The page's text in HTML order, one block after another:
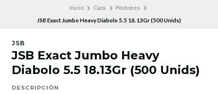
Inicio Caza
Postones
JSB Exact Jumbo Heavy Diabolo 5.5 18.13Gr (500 Unids)
JSB
JSB Exact Jumbo Heavy
Diabolo 5.5 18.13Gr (500 Unids)
DESCRIPCIÓN